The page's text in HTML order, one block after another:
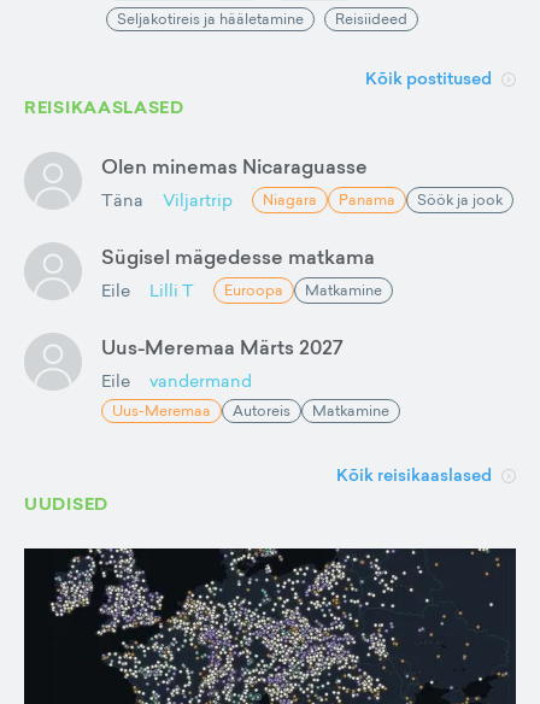
Seljakotireis ja hääletamine
Reisiideed
Kõik postitused
REISIKAASLASED
Olen minemas Nicaraguasse
Täna Viljartrip Niagara Panama Söök ja jook
Sügisel mägedesse matkama
Eile Lilli T Euroopa Matkamine
Uus-Meremaa Märts 2027
Eile vandermand
Uus-Meremaa Autoreis Matkamine
Kõik reisikaaslased
UUDISED